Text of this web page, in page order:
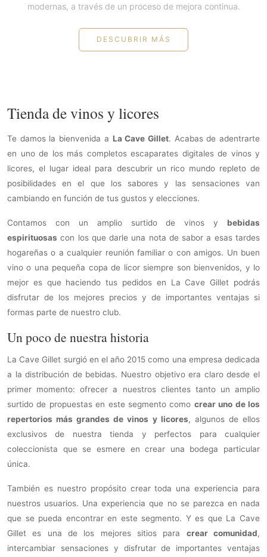
modernas, a través de un proceso de mejora continua.
DESCUBRIR MÁS
Tienda de vinos y licores
Te damos la bienvenida a La Cave Gillet. Acabas de adentrarte
en uno de los más completos escaparates digitales de vinos y
licores, el lugar ideal para descubrir un rico mundo repleto de
posibilidades en el que los sabores y las sensaciones van
cambiando en función de tus gustos y elecciones.
Contamos con un amplio surtido de vinos y bebidas
espirituosas con los que darle una nota de sabor a esas tardes
hogareñas o a cualquier reunión familiar o con amigos. Un buen
vino o una pequeña copa de licor siempre son bienvenidos, y lo
mejor es que haciendo tus pedidos en La Cave Gillet podrás
disfrutar de los mejores precios y de importantes ventajas si
formas parte de nuestro club.
Un poco de nuestra historia
La Cave Gillet surgió en el año 2015 como una empresa dedicada
a la distribución de bebidas. Nuestro objetivo era claro desde el
primer momento: ofrecer a nuestros clientes tanto un amplio
surtido de propuestas en este segmento como crear uno de los
repertorios más grandes de vinos y licores, algunos de ellos
exclusivos de nuestra tienda y perfectos para cualquier
coleccionista que se esmere en crear una bodega particular
única.
También es nuestro propósito crear toda una experiencia para
nuestros usuarios. Una experiencia que no se parezca en nada
que se pueda encontrar en este segmento. Y es que La Cave
Gillet es una de los mejores sitios para crear comunidad,
intercambiar sensaciones y disfrutar de importantes ventajas